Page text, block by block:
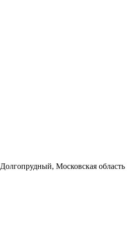
Московская область